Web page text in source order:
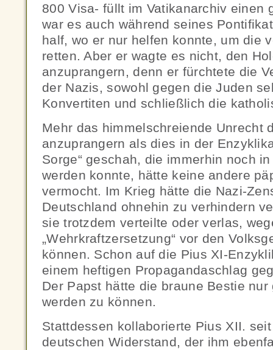
800 Visa- füllt im Vatikanarchiv einen
war es auch während seines
half, wo er nur helfen konnte, um die
retten. Aber er wagte es nicht, den
anzuprangern, denn er fürchtete die
der Nazis, sowohl gegen die Juden
Konvertiten und schließlich die
Mehr das himmelschreiende Unrecht
anzuprangern als dies in der
Sorge“ geschah, die immerhin noch
werden konnte, hätte keine andere
vermocht. Im Krieg hätte die Nazi-
Deutschland ohnehin zu verhindern
sie trotzdem verteilte oder verlas,
„Wehrkraftzersetzung“ vor den
können. Schon auf die Pius XI-
einem heftigen Propagandaschlag
Der Papst hätte die braune Bestie
werden zu können.
Stattdessen kollaborierte Pius XII.
deutschen Widerstand, der ihm